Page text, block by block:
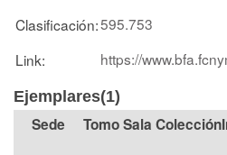
Clasificación:595.753
Link:
https://
Ejemplares(1)
TomoSala Colección